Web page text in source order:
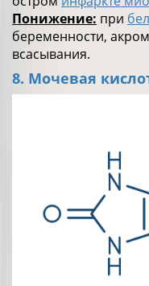
Понижение: при
беременности,
всасывания.
8. Мочевая